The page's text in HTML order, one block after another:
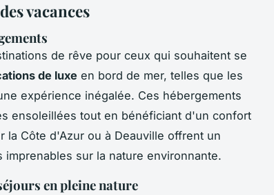
vacances
de rêve pour ceux qui souhaitent se
de luxe en bord de mer, telles que les
expérience inégalée. Ces hébergements
ensoleillées tout en bénéficiant d'un confort
la Côte d'Azur ou à Deauville offrent un
sur la nature environnante.
en pleine nature